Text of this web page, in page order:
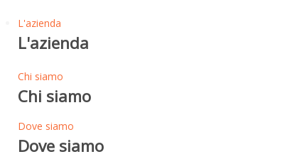
L'azienda
L'azienda
Chi siamo
Chi siamo
Dove siamo
Dove siamo